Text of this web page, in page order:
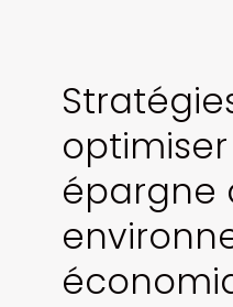
épargne